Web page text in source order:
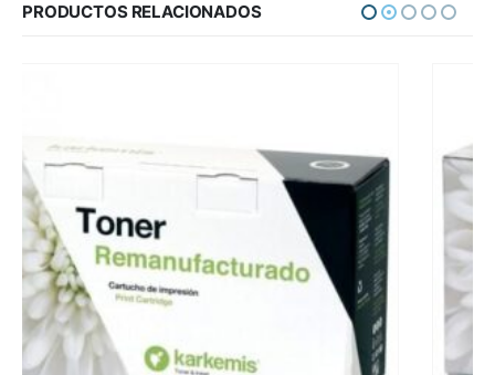
PRODUCTOS RELACIONADOS